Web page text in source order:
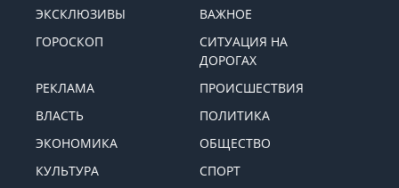
ЭКСКЛЮЗИВЫ
ВАЖНОЕ
ГОРОСКОП
СИТУАЦИЯ НА
ДОРОГАХ
РЕКЛАМА
ПРОИСШЕСТВИЯ
ВЛАСТЬ
ПОЛИТИКА
ЭКОНОМИКА
ОБЩЕСТВО
КУЛЬТУРА
СПОРТ